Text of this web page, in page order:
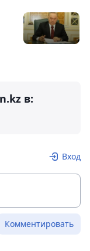
в:
Вход
Комментировать